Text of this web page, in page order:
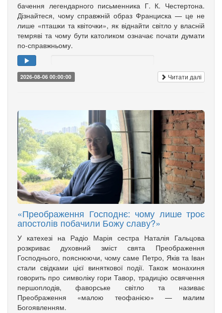
бачення легендарного письменника Г. К. Честертона.
Дізнайтеся, чому справжній образ Франциска — це не
лише «пташки та квіточки», як віднайти світло у власній
темряві та чому бути католиком означає почати думати
по-справжньому.
2026-08-06 00:00:00 Читати далі
«Преображення Господнє: чому лише троє
апостолів побачили Божу славу?»
У катехезі на Радіо Марія сестра Наталія Гальцова
розкриває духовний зміст свята Преображення
Господнього, пояснюючи, чому саме Петро, Яків та Іван
стали свідками цієї виняткової події. Також монахиня
говорить про символіку гори Тавор, традицію освячення
першоплодів, фаворське світло та називає
Преображення «малою теофанією» — малим
Богоявленням.